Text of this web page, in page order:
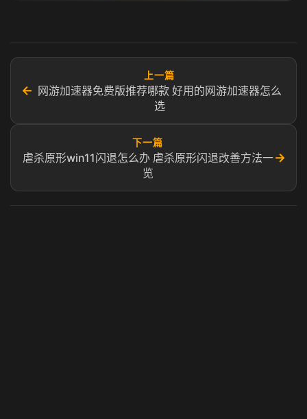
←
上一篇
网游加速器免费版推荐哪款 好用的网游加速器怎么
选
下一篇
虐杀原形win11闪退怎么办 虐杀原形闪退改善方法一
览
→